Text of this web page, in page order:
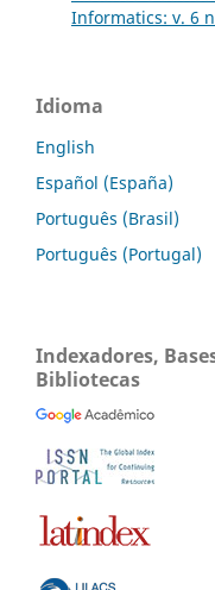
Informatics: v. 6
Idioma
English
Español (España)
Português (Brasil)
Português (Portugal)
Indexadores,
Bibliotecas